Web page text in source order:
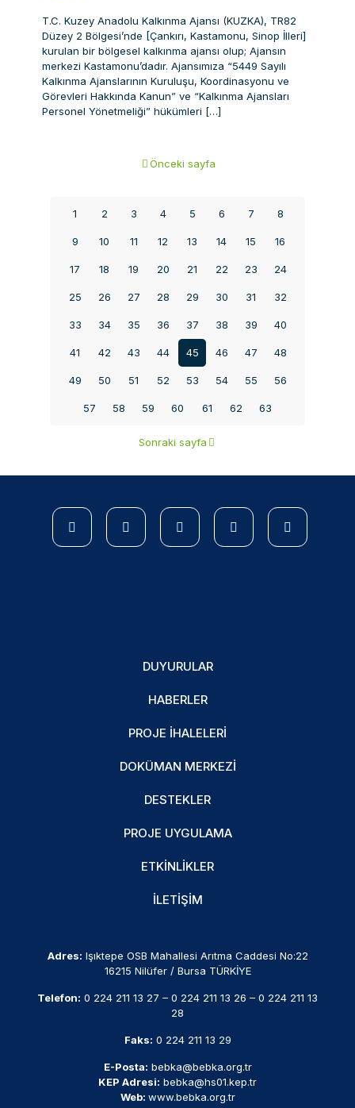
T.C. Kuzey Anadolu Kalkınma Ajansı (KUZKA), TR82
Düzey 2 Bölgesi’nde [Çankırı, Kastamonu, Sinop İlleri]
kurulan bir bölgesel kalkınma ajansı olup; Ajansın
merkezi Kastamonu’dadır. Ajansımıza “5449 Sayılı
Kalkınma Ajanslarının Kuruluşu, Koordinasyonu ve
Görevleri Hakkında Kanun” ve “Kalkınma Ajansları
Personel Yönetmeliği” hükümleri […]
Önceki sayfa
1 2 3 4 5 6 7 8
9 10 11 12 13 14 15 16
17 18 19 20 21 22 23 24
25 26 27 28 29 30 31 32
33 34 35 36 37 38 39 40
41 42 43 44 45 46 47 48
49 50 51 52 53 54 55 56
57 58 59 60 61 62 63
Sonraki sayfa
DUYURULAR
HABERLER
PROJE İHALELERI
DOKÜMAN MERKEZI
DESTEKLER
PROJE UYGULAMA
ETKINLIKLER
İLETIŞIM
Adres: Işıktepe OSB Mahallesi Arıtma Caddesi No:22
16215 Nilüfer / Bursa TÜRKİYE
Telefon: 0 224 211 13 27 – 0 224 211 13 26 – 0 224 211 13
28
Faks: 0 224 211 13 29
E-Posta: bebka@bebka.org.tr
KEP Adresi: bebka@hs01.kep.tr
Web: www.bebka.org.tr